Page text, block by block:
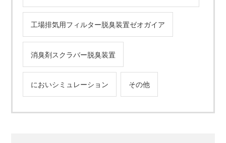
工場排気用フィルター脱臭装置ゼオガイア
消臭剤スクラバー脱臭装置
においシミュレーション その他